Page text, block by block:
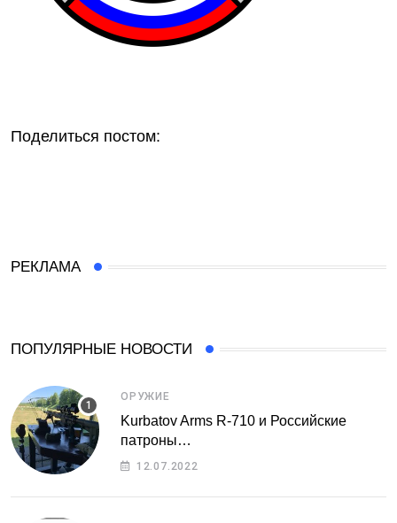
Поделиться постом:
РЕКЛАМА
ПОПУЛЯРНЫЕ НОВОСТИ
ОРУЖИЕ
Kurbatov Arms R-710 и Российские
патроны…
12.07.2022